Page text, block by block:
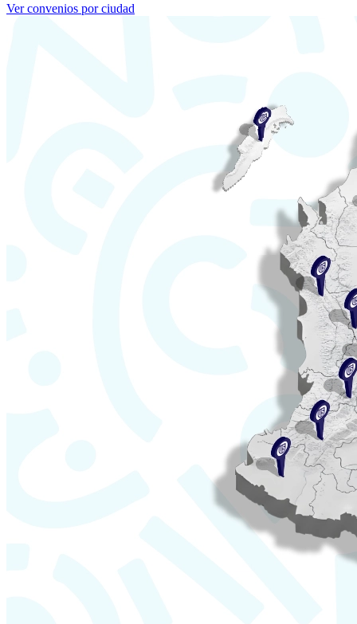
Ver convenios por ciudad